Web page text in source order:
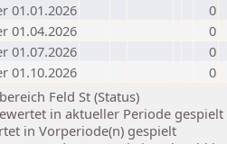
01.01.2026
0
01.04.2026
0
01.07.2026
0
01.10.2026
0
Feld St (Status)
in aktueller Periode gespielt
in Vorperiode(n) gespielt